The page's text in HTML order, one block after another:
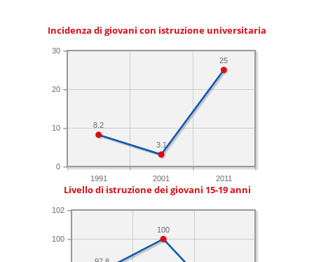
Incidenza di giovani con istruzione universitaria
1991 2001 2011
0
10
20
30
25
3.1
8.2
Livello di istruzione dei giovani 15-19 anni
100
102
100